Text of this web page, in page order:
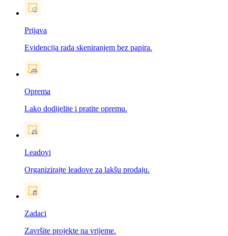
Prijava
Evidencija rada skeniranjem bez papira.
Oprema
Lako dodijelite i pratite opremu.
Leadovi
Organizirajte leadove za lakšu prodaju.
Zadaci
Završite projekte na vrijeme.